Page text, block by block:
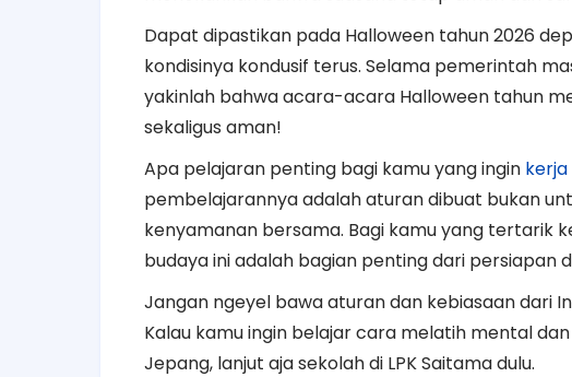
Dapat dipastikan pada Halloween tahun 2026
kondisinya kondusif terus. Selama pemerintah
yakinlah bahwa acara-acara Halloween tahun
sekaligus aman!
Apa pelajaran penting bagi kamu yang ingin
pembelajarannya adalah aturan dibuat bukan
kenyamanan bersama. Bagi kamu yang tertarik
budaya ini adalah bagian penting dari persiapan
Jangan ngeyel bawa aturan dan kebiasaan dari
Kalau kamu ingin belajar cara melatih mental
Jepang, lanjut aja sekolah di LPK Saitama dulu.